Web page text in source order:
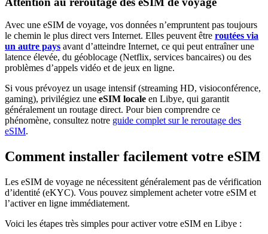
Avec une eSIM de voyage, vos données n’empruntent pas toujours
le chemin le plus direct vers Internet. Elles peuvent être routées via
un autre pays avant d’atteindre Internet, ce qui peut entraîner une
latence élevée, du géoblocage (Netflix, services bancaires) ou des
problèmes d’appels vidéo et de jeux en ligne.
Si vous prévoyez un usage intensif (streaming HD, visioconférence,
gaming), privilégiez une eSIM locale en Libye, qui garantit
généralement un routage direct. Pour bien comprendre ce
phénomène, consultez notre guide complet sur le reroutage des
eSIM.
Comment installer facilement votre eSIM
Les eSIM de voyage ne nécessitent généralement pas de vérification
d’identité (eKYC). Vous pouvez simplement acheter votre eSIM et
l’activer en ligne immédiatement.
Voici les étapes très simples pour activer votre eSIM en Libye :